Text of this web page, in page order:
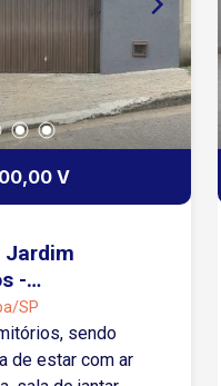
V
Jardim
-
SP
sendo
de estar com ar